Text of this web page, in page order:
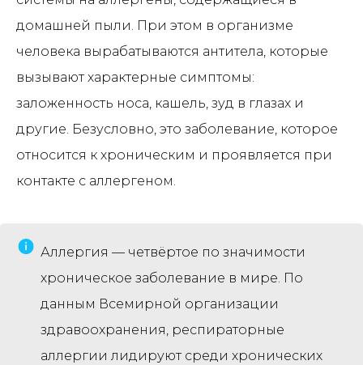
домашней пыли. При этом в организме
человека вырабатываются антитела, которые
вызывают характерные симптомы:
заложенность носа, кашель, зуд в глазах и
другие. Безусловно, это заболевание, которое
относится к хроническим и проявляется при
контакте с аллергеном.
Аллергия — четвёртое по значимости
хроническое заболевание в мире. По
данным Всемирной организации
здравоохранения, респираторные
аллергии лидируют среди хронических